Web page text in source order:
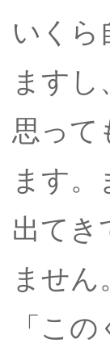
いくら
ます
思って
ます
出てき
ません
「こ